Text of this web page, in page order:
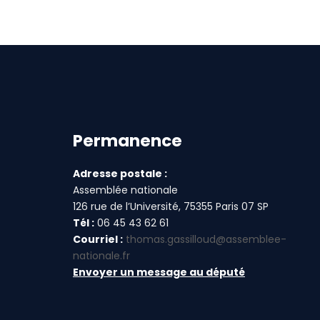
Permanence
Adresse postale :
Assemblée nationale
126 rue de l’Université, 75355 Paris 07 SP
Tél : 06 45 43 62 61
Courriel : thomas.gassilloud@assemblee-
nationale.fr
Envoyer un message au député